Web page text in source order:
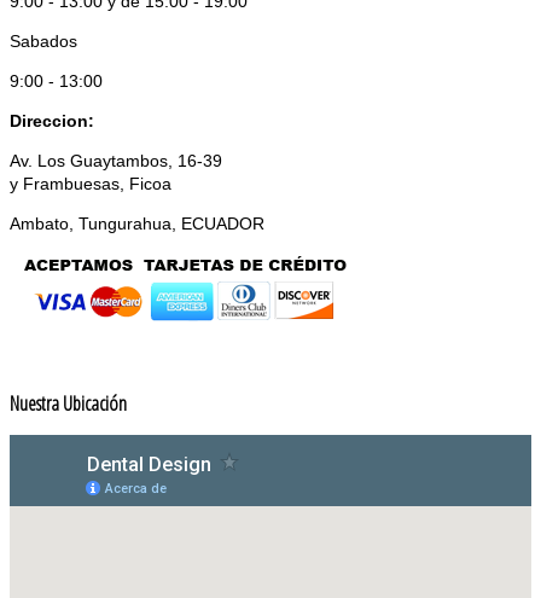
Sabados
9:00 - 13:00
Direccion:
Av. Los Guaytambos, 16-39
y Frambuesas, Ficoa
Ambato, Tungurahua, ECUADOR
Nuestra Ubicación